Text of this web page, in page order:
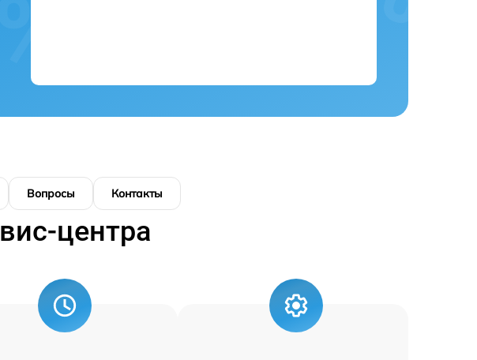
Вопросы Контакты
центра